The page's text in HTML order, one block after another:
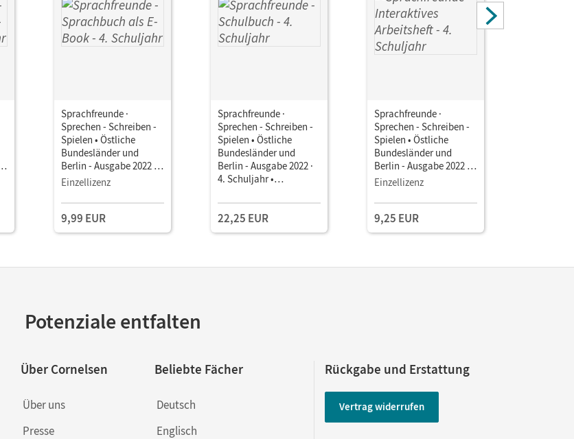
Sprachfreunde ·
Sprechen - Schreiben -
Spielen • Östliche
Bundesländer und
Berlin - Ausgabe 2022 ·
4. Schuljahr •
Mit Medien
Einzellizenz
9,99 EUR
Sprachfreunde ·
Sprechen - Schreiben -
Spielen • Östliche
Bundesländer und
Berlin - Ausgabe 2022 ·
4. Schuljahr •
Lernentwicklungsheft,
Merktafel und
BuchTaucher-App
22,25 EUR
Sprachfreunde ·
Sprechen - Schreiben -
Spielen • Östliche
Bundesländer und
Berlin - Ausgabe 2022 ·
4. Schuljahr •
Einzellizenz
9,25 EUR
Potenziale entfalten
Über Cornelsen
Über uns
Presse
Beliebte Fächer
Deutsch
Englisch
Rückgabe und Erstattung
Vertrag widerrufen